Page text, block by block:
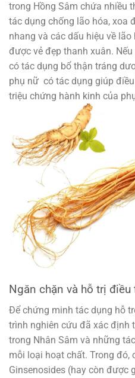
trong Hồng Sâm chứa nhiều
tác dụng chống lão hóa, xoa
nhang và các dấu hiệu về
được vẻ đẹp thanh xuân.
có tác dụng bổ thận tráng
phụ nữ có tác dụng giúp
triệu chứng hành kinh của
Ngăn chặn và hỗ trị
Để chứng minh tác dụng hỗ
trình nghiên cứu đã xác định
trong Nhân Sâm và những
mỗi loại hoạt chất. Trong đó,
Ginsenosides (hay còn được